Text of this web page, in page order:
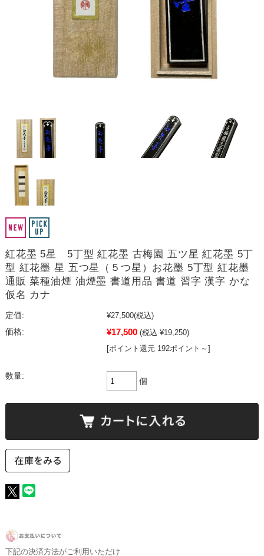
紅花墨 5星 5丁型 紅花墨 古梅園 五ツ星 紅花墨 5丁
型 紅花墨 星 五つ星（５つ星）お花墨 5丁型 紅花墨
通販 菜種油煙 油煙墨 書道用品 書道 習字 漢字 かな
仮名 カナ
定価: ¥27,500(税込)
価格:
¥17,500 (税込 ¥19,250)
[ポイント還元 192ポイント～]
数量:
個
下記の決済方法がご利用いただけ